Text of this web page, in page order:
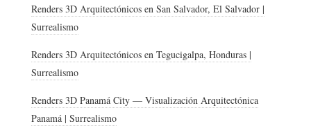
Renders 3D Arquitectónicos en San Salvador, El Salvador |
Surrealismo
Renders 3D Arquitectónicos en Tegucigalpa, Honduras |
Surrealismo
Renders 3D Panamá City — Visualización Arquitectónica
Panamá | Surrealismo